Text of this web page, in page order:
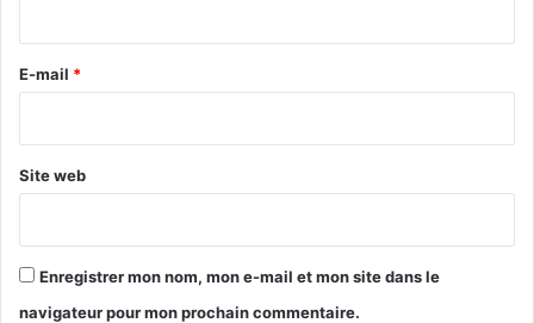
e
E-mail *
Site web
Enregistrer mon nom, mon e-mail et mon site dans le
navigateur pour mon prochain commentaire.